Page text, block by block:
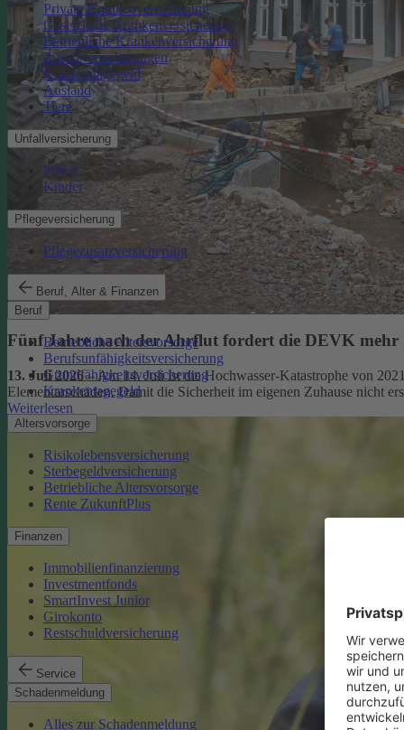
Private Krankenversicherung
Gesetzliche Krankenversicherung
Betriebliche Krankenversicherung
Zusatzversicherungen
Krankentagegeld
Ausland
Tiere
Unfallversicherung
Privat
Kinder
Pflegeversicherung
Pflegezusatzversicherung
Beruf, Alter & Finanzen
Beruf
Betriebliche Altersvorsorge
Berufsunfähigkeitsversicherung
Grundfähigkeitsversicherung
Krankentagegeld
Altersvorsorge
Risikolebensversicherung
Sterbegeldversicherung
Betriebliche Altersvorsorge
Rente ZukunftPlus
Finanzen
Immobilienfinanzierung
Investmentfonds
SmartInvest Junior
Girokonto
Restschuldversicherung
Service
Schadenmeldung
Alles zur Schadenmeldung
Fünf Jahre nach der Ahrflut fordert die DEVK mehr
13. Juli 2026– Am 14. Juli ist die Hochwasser-Katastrophe von
Elementarschäden. Damit die Sicherheit im eigenen Zuhause nicht
Weiterlesen